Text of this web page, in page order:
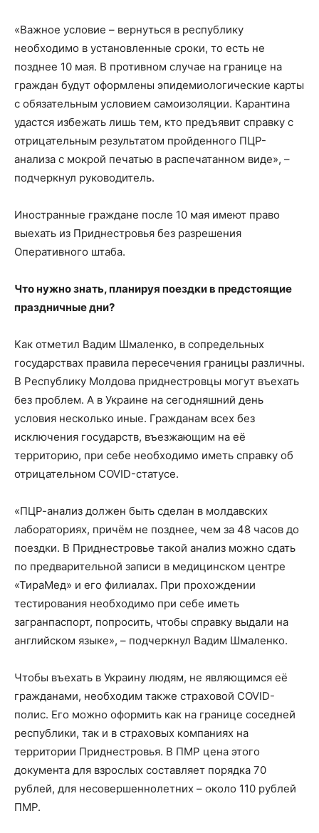
«Важное условие – вернуться в республику
необходимо в установленные сроки, то есть не
позднее 10 мая. В противном случае на границе на
граждан будут оформлены эпидемиологические карты
с обязательным условием самоизоляции. Карантина
удастся избежать лишь тем, кто предъявит справку с
отрицательным результатом пройденного ПЦР-
анализа с мокрой печатью в распечатанном виде», –
подчеркнул руководитель.
Иностранные граждане после 10 мая имеют право
выехать из Приднестровья без разрешения
Оперативного штаба.
Что нужно знать, планируя поездки в предстоящие
праздничные дни?
Как отметил Вадим Шмаленко, в сопредельных
государствах правила пересечения границы различны.
В Республику Молдова приднестровцы могут въехать
без проблем. А в Украине на сегодняшний день
условия несколько иные. Гражданам всех без
исключения государств, въезжающим на её
территорию, при себе необходимо иметь справку об
отрицательном COVID-статусе.
«ПЦР-анализ должен быть сделан в молдавских
лабораториях, причём не позднее, чем за 48 часов до
поездки. В Приднестровье такой анализ можно сдать
по предварительной записи в медицинском центре
«ТираМед» и его филиалах. При прохождении
тестирования необходимо при себе иметь
загранпаспорт, попросить, чтобы справку выдали на
английском языке», – подчеркнул Вадим Шмаленко.
Чтобы въехать в Украину людям, не являющимся её
гражданами, необходим также страховой COVID-
полис. Его можно оформить как на границе соседней
республики, так и в страховых компаниях на
территории Приднестровья. В ПМР цена этого
документа для взрослых составляет порядка 70
рублей, для несовершеннолетних – около 110 рублей
ПМР.